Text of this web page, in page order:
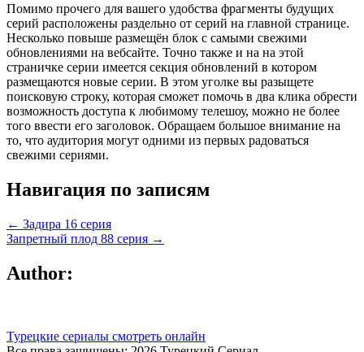
Помимо прочего для вашего удобства фрагменты будущих
серий расположены раздельно от серий на главной странице.
Несколько повыше размещён блок с самыми свежими
обновлениями на вебсайте. Точно также и на на этой
страничке серии имеется секция обновлений в котором
размещаются новые серии. В этом уголке вы разыщете
поисковую строку, которая сможет помочь в два клика обрести
возможность доступа к любимому телешоу, можно не более
того ввести его заголовок. Обращаем большое внимание на
то, что аудитория могут одними из первых радоваться
свежими сериями.
Навигация по записям
← Задира 16 серия
Запретный плод 88 серия →
Author:
Турецкие сериалы смотреть онлайн